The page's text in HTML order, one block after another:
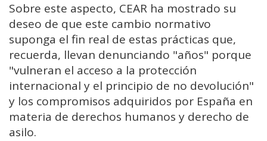
Sobre este aspecto, CEAR ha mostrado su
deseo de que este cambio normativo
suponga el fin real de estas prácticas que,
recuerda, llevan denunciando "años" porque
"vulneran el acceso a la protección
internacional y el principio de no devolución"
y los compromisos adquiridos por España en
materia de derechos humanos y derecho de
asilo.